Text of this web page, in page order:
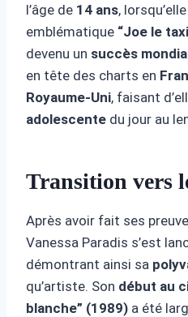
l’âge de 14 ans,
emblématique “Joe le
devenu un succès
en tête des charts en
Royaume-Uni, faisant
adolescente du jour au
Transition vers
Après avoir fait ses
Vanessa Paradis s’est
démontrant ainsi sa
qu’artiste. Son début au
blanche” (1989) a été